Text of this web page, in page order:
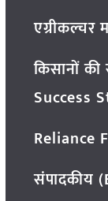
किसानों
Success
Reliance
संपादकीय